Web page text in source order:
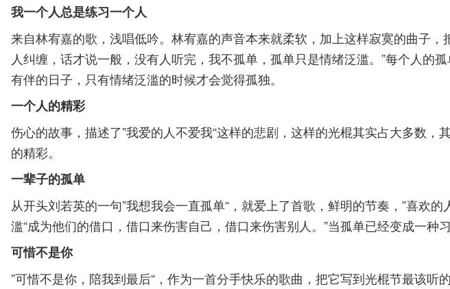
我一个人总是练习一个人
来自林宥嘉的歌，浅唱低吟。林宥嘉的声音本来就柔软，加上这样寂寞的曲子
人纠缠，话才说一般，没有人听完，我不孤单，孤单只是情绪泛滥。”每个人
有伴的日子，只有情绪泛滥的时候才会觉得孤独。
一个人的精彩
伤心的故事，描述了”我爱的人不爱我“这样的悲剧，这样的光棍其实占大多数
的精彩。
一辈子的孤单
从开头刘若英的一句”我想我会一直孤单“，就爱上了首歌，鲜明的节奏，”喜欢
滥“成为他们的借口，借口来伤害自己，借口来伤害别人。”当孤单已经变成一种
可惜不是你
”可惜不是你，陪我到最后“，作为一首分手快乐的歌曲，把它写到光棍节最该